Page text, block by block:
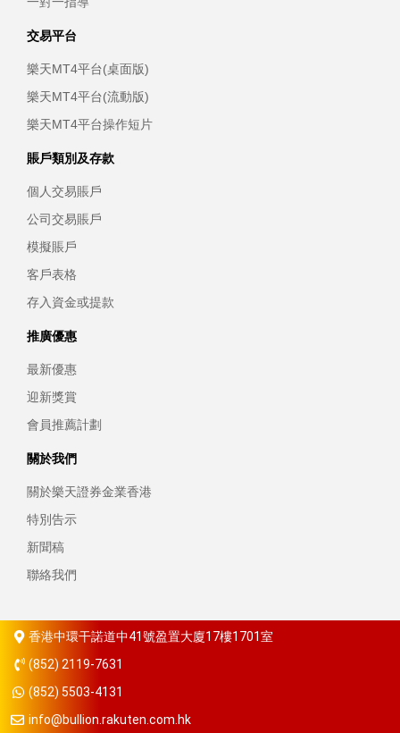
交易平台
樂天MT4平台(桌面版)
樂天MT4平台(流動版)
樂天MT4平台操作短片
賬戶類別及存款
個人交易賬戶
公司交易賬戶
模擬賬戶
客戶表格
存入資金或提款
推廣優惠
最新優惠
迎新獎賞
會員推薦計劃
關於我們
關於樂天證券金業香港
特別告示
新聞稿
聯絡我們
香港中環干諾道中41號盈置大廈17樓1701室
(852) 2119-7631
(852) 5503-4131
info@bullion.rakuten.com.hk